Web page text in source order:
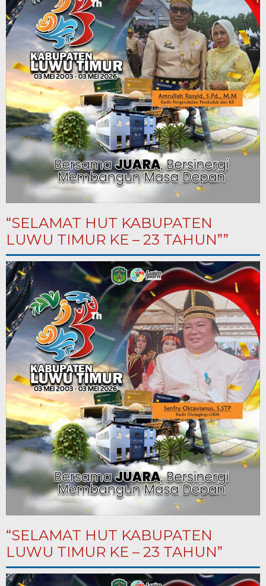
“SELAMAT HUT KABUPATEN
LUWU TIMUR KE – 23 TAHUN””
“SELAMAT HUT KABUPATEN
LUWU TIMUR KE – 23 TAHUN”